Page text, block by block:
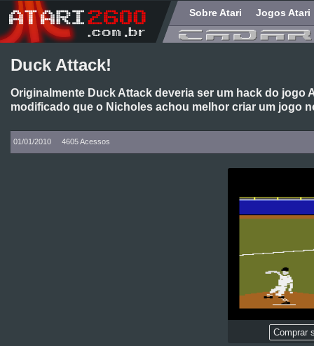
Sobre Atari Jogos Atari
Duck Attack!
Originalmente Duck Attack deveria ser um hack do jogo
modificado que o Nicholes achou melhor criar um jogo
01/01/2010 4605 Acessos
Comprar